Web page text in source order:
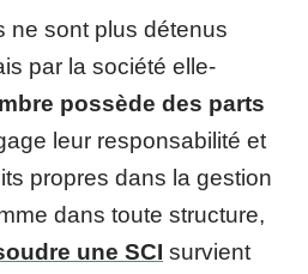
ne sont plus détenus
par la société elle-
possède des parts
leur responsabilité et
propres dans la gestion
dans toute structure,
une SCI survient